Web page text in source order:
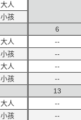
大人
小孩
大人
小孩
大人
小孩
大人
小孩
6
--
--
--
--
13
--
--